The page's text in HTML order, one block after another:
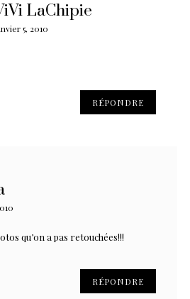
LaChipie
5, 2010
RÉPONDRE
qu’on a pas retouchées!!!
RÉPONDRE